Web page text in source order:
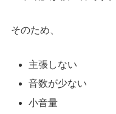
そのため、
主張しない
音数が少ない
小音量